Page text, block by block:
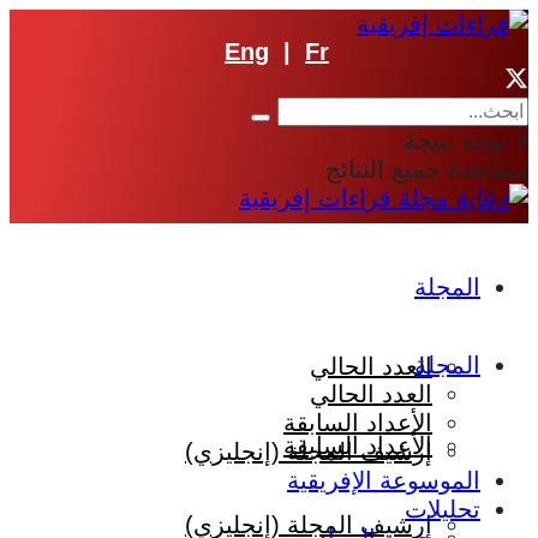
Eng Fr
لا توجد نتيجة
مشاهدة جميع النتائج
المجلة
العدد الحالي
الأعداد السابقة
إرشيف المجلة (إنجليزي)
المجلة
العدد الحالي
الأعداد السابقة
إرشيف المجلة (إنجليزي)
الموسوعة الإفريقية
تحليلات